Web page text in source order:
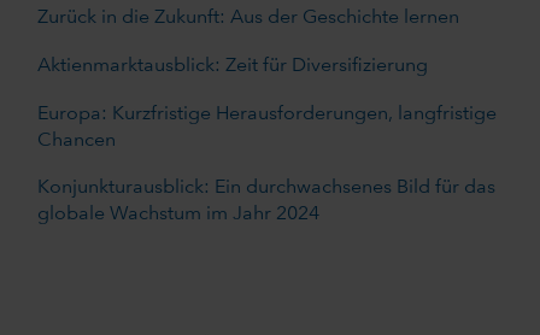
Zurück in die Zukunft: Aus der Geschichte lernen
Aktienmarktausblick: Zeit für Diversifizierung
Europa: Kurzfristige Herausforderungen, langfristige
Chancen
Konjunkturausblick: Ein durchwachsenes Bild für das
globale Wachstum im Jahr 2024